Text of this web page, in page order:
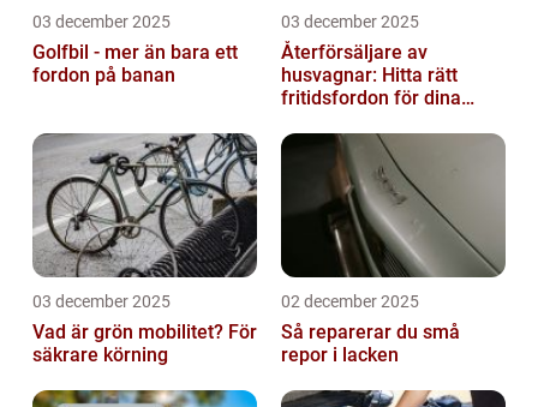
03 december 2025
Golfbil - mer än bara ett
fordon på banan
03 december 2025
Återförsäljare av
husvagnar: Hitta rätt
fritidsfordon för dina
03 december 2025
Vad är grön mobilitet? För
säkrare körning
02 december 2025
Så reparerar du små
repor i lacken